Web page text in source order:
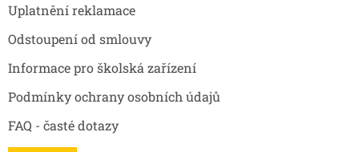
Uplatnění reklamace
Odstoupení od smlouvy
Informace pro školská zařízení
Podmínky ochrany osobních údajů
FAQ - časté dotazy